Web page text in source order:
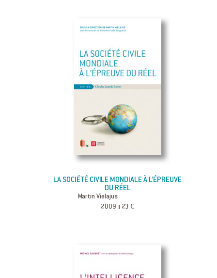
LA SOCIÉTÉ CIVILE MONDIALE À L’ÉPREUVE
DU RÉEL
Martin Vielajus
2009 23 €